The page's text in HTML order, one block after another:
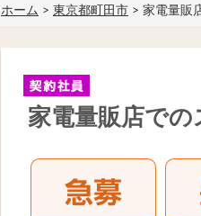
ホーム > 東京都町田市 > 家電量販
家電量販店で